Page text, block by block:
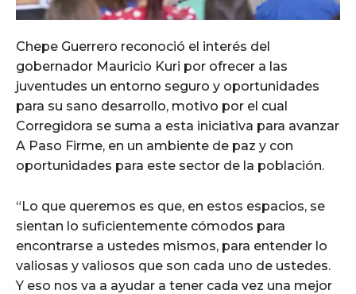
Chepe Guerrero reconoció el interés del
gobernador Mauricio Kuri por ofrecer a las
juventudes un entorno seguro y oportunidades
para su sano desarrollo, motivo por el cual
Corregidora se suma a esta iniciativa para avanzar
A Paso Firme, en un ambiente de paz y con
oportunidades para este sector de la población.
“Lo que queremos es que, en estos espacios, se
sientan lo suficientemente cómodos para
encontrarse a ustedes mismos, para entender lo
valiosas y valiosos que son cada uno de ustedes.
Y eso nos va a ayudar a tener cada vez una mejor